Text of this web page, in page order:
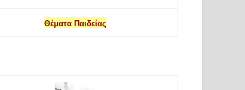
Θέματα Παιδείας